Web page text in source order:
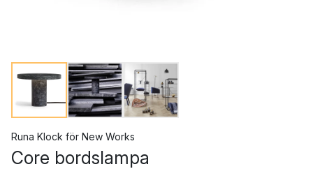
Runa Klock för New Works
Core bordslampa